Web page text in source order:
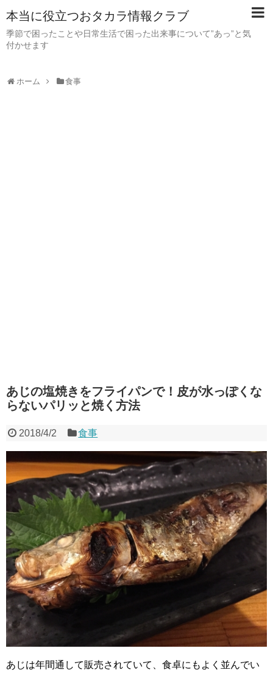
本当に役立つおタカラ情報クラブ
季節で困ったことや日常生活で困った出来事について”あっ”と気
付かせます
ホーム 食事
あじの塩焼きをフライパンで！皮が水っぽくな
らないパリッと焼く方法
2018/4/2 食事
あじは年間通して販売されていて、食卓にもよく並んでい